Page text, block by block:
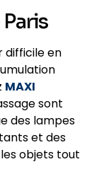
difficile en
MAXI
sont
des lampes
et des
objets tout